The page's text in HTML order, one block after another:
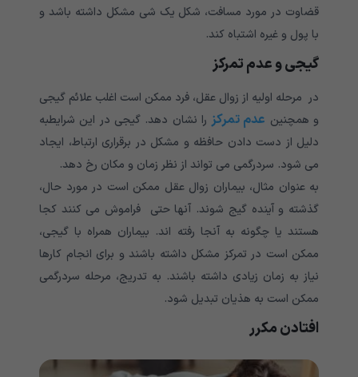
قضاوت در مورد مسافت، شکل یک شی مشکل داشته باشد و
با پول و غیره اشتباه کند.
گیجی و عدم تمرکز
در مرحله اولیه از زوال عقل، فرد ممکن است اغلب علائم گیجی
و همچنین عدم تمرکز را نشان دهد. گیجی در این شرایطبه
دلیل از دست دادن حافظه و مشکل در برقراری ارتباط، ایجاد
می شود. سردرگمی می تواند از نظر زمان و مکان رخ دهد.
به عنوان مثال، بیماران زوال عقل ممکن است در مورد حال،
گذشته و آینده گیج شوند. آنها حتی فراموش می کنند کجا
هستند یا چگونه به آنجا رفته اند. بیماران همراه با گیجی،
ممکن است در تمرکز مشکل داشته باشند و برای انجام کارها
نیاز به زمان زیادی داشته باشند. به تدریج، مرحله سردرگمی
ممکن است به هذیان تبدیل شود.
افتادن مکرر